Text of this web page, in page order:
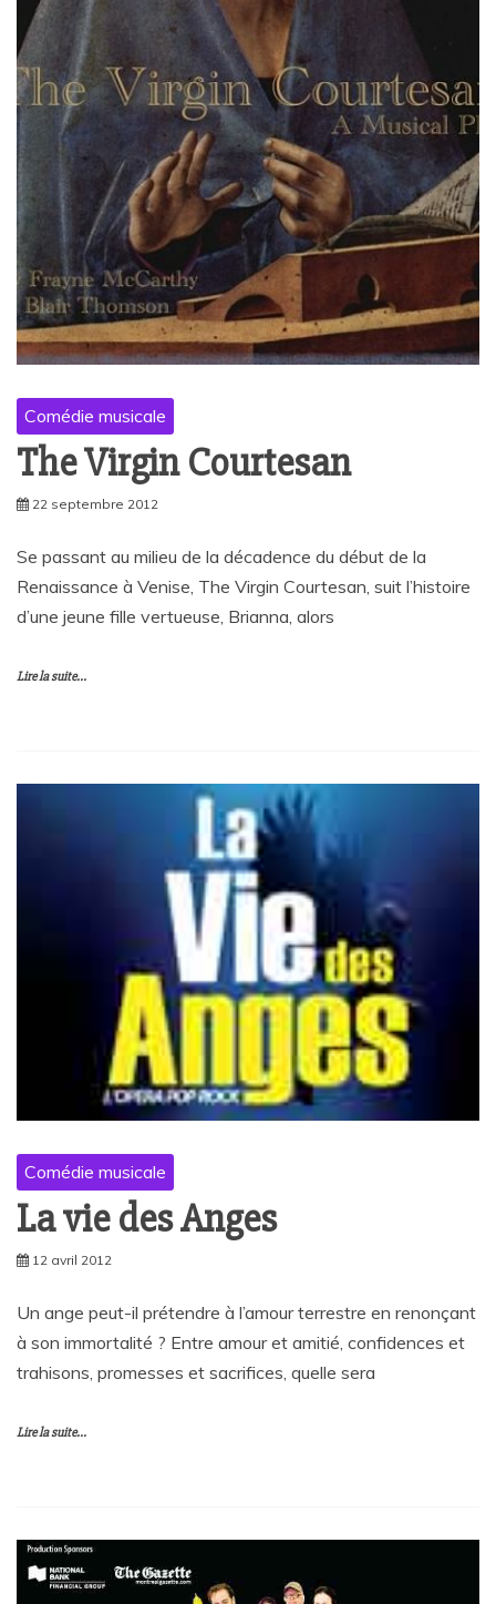
Comédie musicale
The Virgin Courtesan
22 septembre 2012
Se passant au milieu de la décadence du début de la
Renaissance à Venise, The Virgin Courtesan, suit l’histoire
d’une jeune fille vertueuse, Brianna, alors
Lire la suite...
Comédie musicale
La vie des Anges
12 avril 2012
Un ange peut-il prétendre à l’amour terrestre en renonçant
à son immortalité ? Entre amour et amitié, confidences et
trahisons, promesses et sacrifices, quelle sera
Lire la suite...